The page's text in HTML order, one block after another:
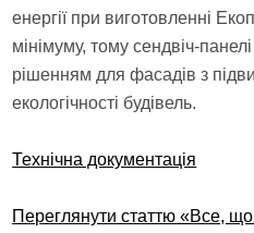
енергії при виготовленні
мінімуму, тому сендвіч-панелі
рішенням для фасадів з
екологічності будівель.
Технічна документація
Переглянути статтю «Все,